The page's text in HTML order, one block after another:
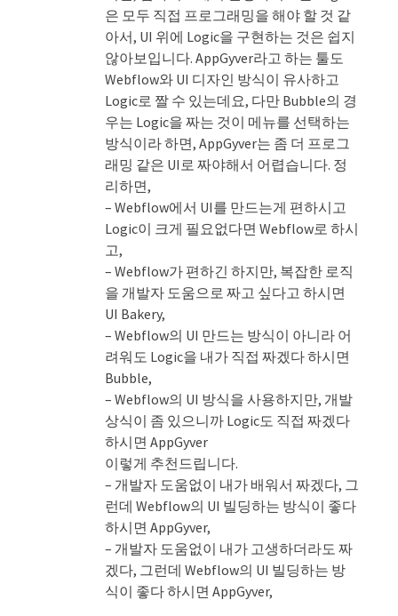
은 모두 직접 프로그래밍을 해야 할 것 같
아서, UI 위에 Logic을 구현하는 것은 쉽지
않아보입니다. AppGyver라고 하는 툴도
Webflow와 UI 디자인 방식이 유사하고
Logic로 짤 수 있는데요, 다만 Bubble의 경
우는 Logic을 짜는 것이 메뉴를 선택하는
방식이라 하면, AppGyver는 좀 더 프로그
래밍 같은 UI로 짜야해서 어렵습니다. 정
리하면,
– Webflow에서 UI를 만드는게 편하시고
Logic이 크게 필요없다면 Webflow로 하시
고,
– Webflow가 편하긴 하지만, 복잡한 로직
을 개발자 도움으로 짜고 싶다고 하시면
UI Bakery,
– Webflow의 UI 만드는 방식이 아니라 어
려워도 Logic을 내가 직접 짜겠다 하시면
Bubble,
– Webflow의 UI 방식을 사용하지만, 개발
상식이 좀 있으니까 Logic도 직접 짜겠다
하시면 AppGyver
이렇게 추천드립니다.
– 개발자 도움없이 내가 배워서 짜겠다, 그
런데 Webflow의 UI 빌딩하는 방식이 좋다
하시면 AppGyver,
– 개발자 도움없이 내가 고생하더라도 짜
겠다, 그런데 Webflow의 UI 빌딩하는 방
식이 좋다 하시면 AppGyver,